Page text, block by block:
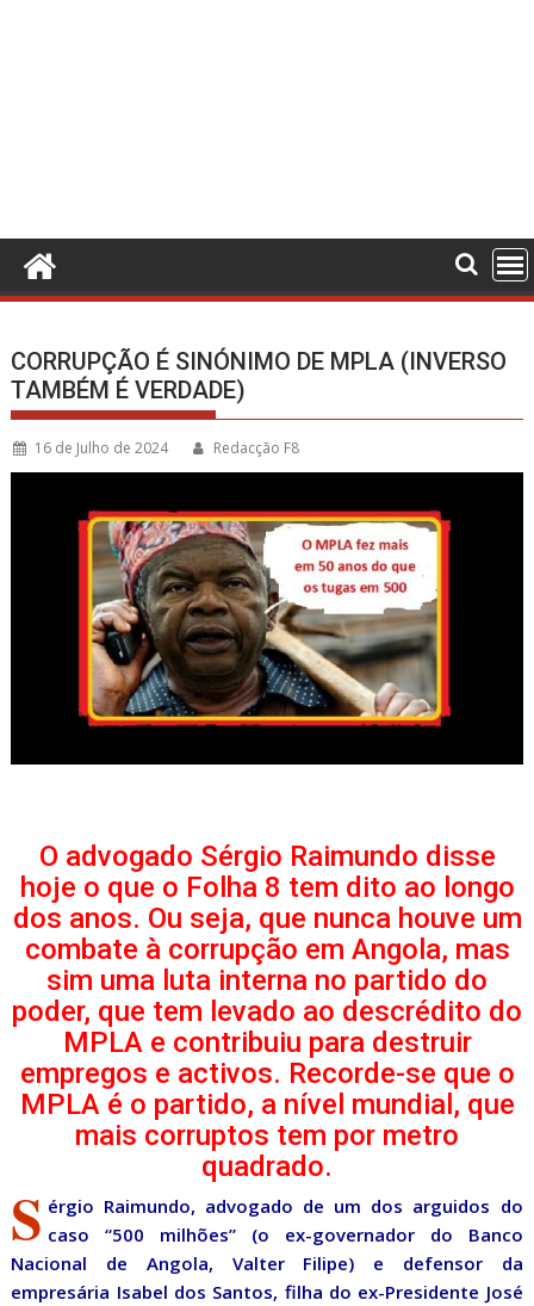
CORRUPÇÃO É SINÓNIMO DE MPLA (INVERSO
TAMBÉM É VERDADE)
16 de Julho de 2024 Redacção F8
O advogado Sérgio Raimundo disse
hoje o que o Folha 8 tem dito ao longo
dos anos. Ou seja, que nunca houve um
combate à corrupção em Angola, mas
sim uma luta interna no partido do
poder, que tem levado ao descrédito do
MPLA e contribuiu para destruir
empregos e activos. Recorde-se que o
MPLA é o partido, a nível mundial, que
mais corruptos tem por metro
quadrado.
S érgio Raimundo, advogado de um dos arguidos do
caso “500 milhões” (o ex-governador do Banco
Nacional de Angola, Valter Filipe) e defensor da
empresária Isabel dos Santos, filha do ex-Presidente José